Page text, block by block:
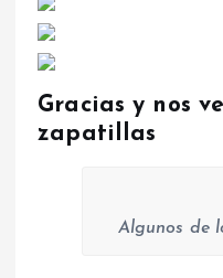
Gracias y nos
zapatillas
Algunos de